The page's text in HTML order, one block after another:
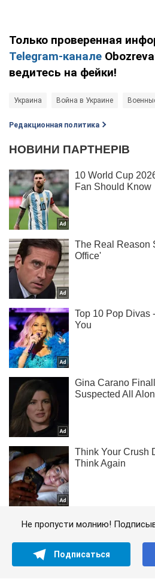
Только проверенная
Telegram-канале
ведитесь на фейки!
Украина Война в Украине
Редакционная политика
Не пропусти молнию!
Подписаться